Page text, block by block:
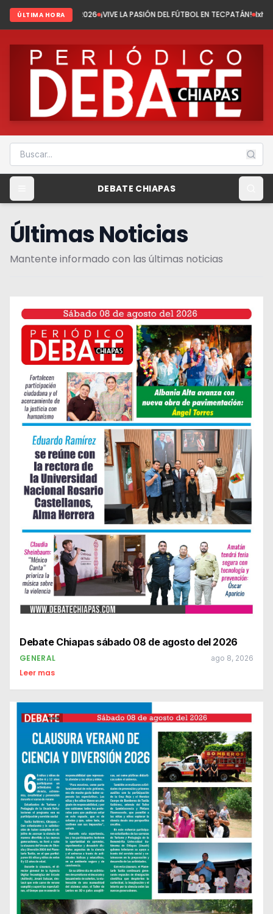
ÚLTIMA HORA
2026 ¡VIVE LA PASIÓN DEL FÚTBOL EN TECPATÁN! Ixhuatán: Tenemos
DEBATE CHIAPAS
Últimas Noticias
Mantente informado con las últimas noticias
Debate Chiapas sábado 08 de agosto del 2026
GENERAL ago 8, 2026
Leer mas